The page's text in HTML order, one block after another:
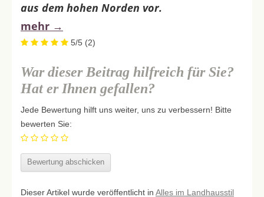
aus dem hohen Norden vor.
mehr →
5/5 (2)
War dieser Beitrag hilfreich für Sie?
Hat er Ihnen gefallen?
Jede Bewertung hilft uns weiter, uns zu verbessern! Bitte
bewerten Sie:
Dieser Artikel wurde veröffentlicht in Alles im Landhausstil